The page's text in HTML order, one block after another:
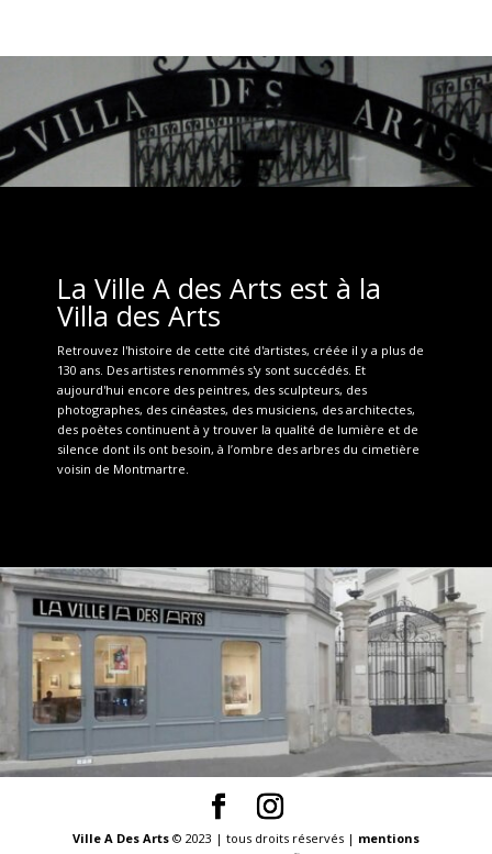
La Ville A des Arts est à la
Villa des Arts
Retrouvez l'histoire de cette cité d'artistes, créée il y a plus de
130 ans. Des artistes renommés s'y sont succédés. Et
aujourd'hui encore des peintres, des sculpteurs, des
photographes, des cinéastes, des musiciens, des architectes,
des poètes continuent à y trouver la qualité de lumière et de
silence dont ils ont besoin, à l’ombre des arbres du cimetière
voisin de Montmartre.
Ville A Des Arts© 2023 | tous droits réservés | mentions